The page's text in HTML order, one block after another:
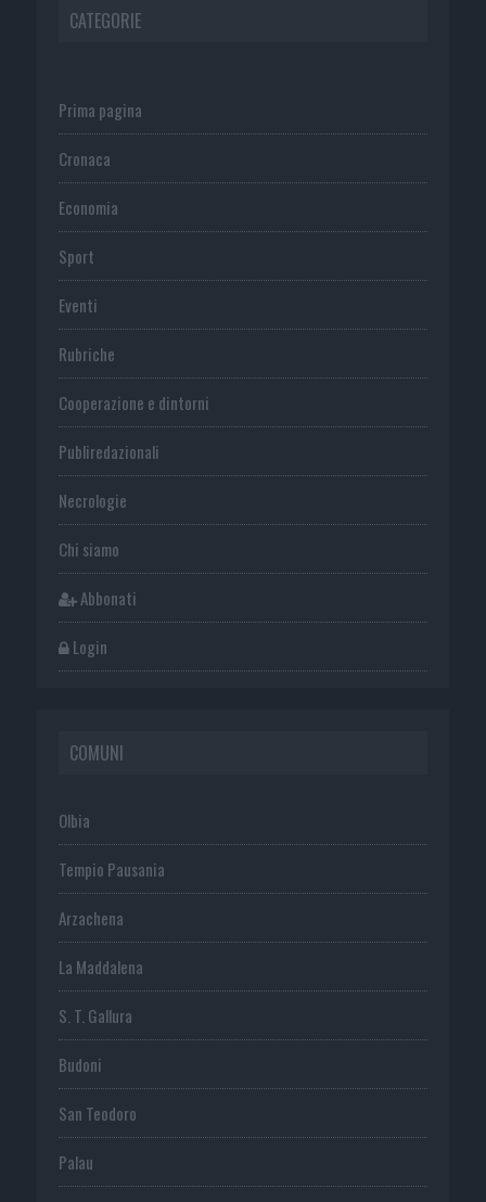
CATEGORIE
Prima pagina
Cronaca
Economia
Sport
Eventi
Rubriche
Cooperazione e dintorni
Publiredazionali
Necrologie
Chi siamo
Abbonati
Login
COMUNI
Olbia
Tempio Pausania
Arzachena
La Maddalena
S. T. Gallura
Budoni
San Teodoro
Palau